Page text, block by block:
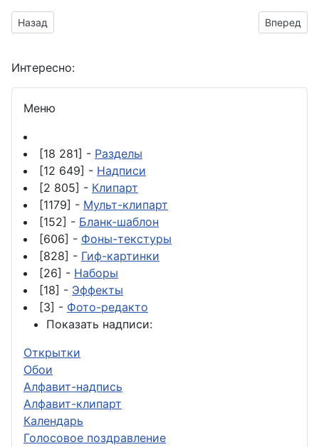
Предыдущий материал: клипарт с надписью для
Назад Вперед
Интересно:
Меню
[18 281] - Разделы
[12 649] - Надписи
[2 805] - Клипарт
[1179] - Мульт-клипарт
[152] - Бланк-шаблон
[606] - Фоны-текстуры
[828] - Гиф-картинки
[26] - Наборы
[18] - Эффекты
[3] - Фото-редакто
Показать надписи:
Открытки
Обои
Алфавит-надпись
Алфавит-клипарт
Календарь
Голосовое поздравление